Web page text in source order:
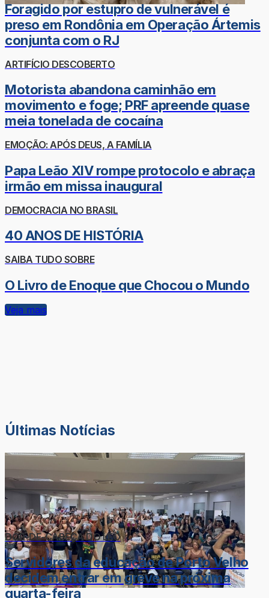
Foragido por estupro de vulnerável é
preso em Rondônia em Operação Ártemis
conjunta com o RJ
ARTIFÍCIO DESCOBERTO
Motorista abandona caminhão em
movimento e foge; PRF apreende quase
meia tonelada de cocaína
EMOÇÃO: APÓS DEUS, A FAMÍLIA
Papa Leão XIV rompe protocolo e abraça
irmão em missa inaugural
DEMOCRACIA NO BRASIL
40 ANOS DE HISTÓRIA
SAIBA TUDO SOBRE
O Livro de Enoque que Chocou o Mundo
Veja mais
Últimas Notícias
DOR-DE-CABEÇA DO LÉO
Servidores da educação de Porto Velho
decidem entrar em greve na próxima
quarta-feira